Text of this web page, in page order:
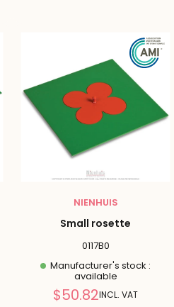
NIENHUIS
Small rosette
0117B0
Manufacturer's stock :
available
Reduced
$50.82INCL. VAT